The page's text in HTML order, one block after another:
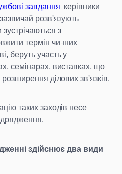
завдання, керівники
розв'язують
зустрічаються з
термін чинних
беруть участь у
семінарах, виставках, що
ділових зв'язків.
таких заходів несе
здійснює два види